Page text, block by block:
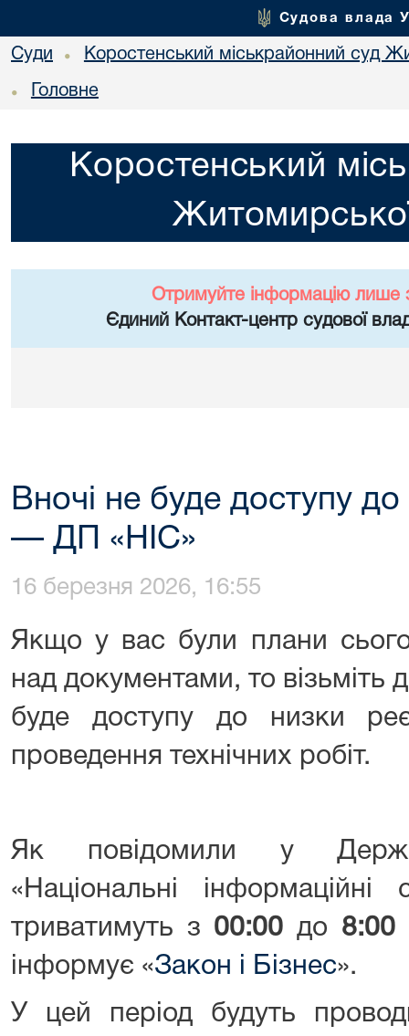
Судова влада
Суди • Коростенський міськрайонний суд
• Головне
Коростенський
Отримуйте інформацію лише
Єдиний Контакт-центр судової
Вночі не буде доступу до
— ДП «НІС»
16 березня 2026, 16:55
Якщо у вас були плани
над документами, то візьміть
буде доступу до низки
проведення технічних робіт.
Як повідомили у
«Національні
триватимуть з 00:00 до 8:00
інформує «Закон і Бізнес».
У цей період будуть